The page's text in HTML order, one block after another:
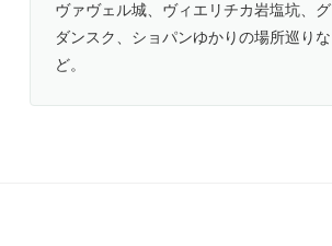
ヴァヴェル城、ヴィエリチカ岩塩坑、グ
ダンスク、ショパンゆかりの場所巡りな
ど。